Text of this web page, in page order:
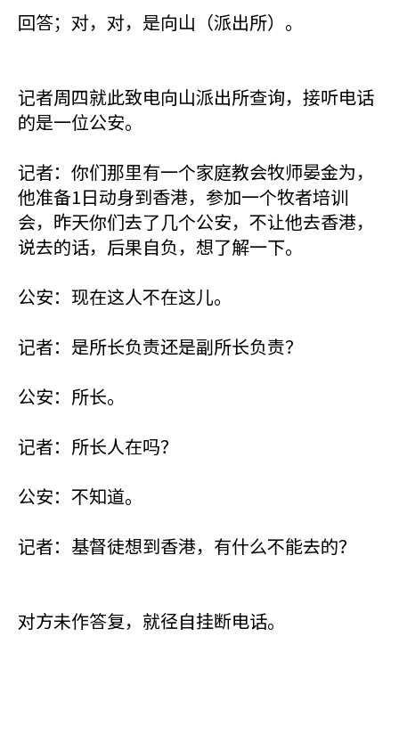
回答；对，对，是向山（派出所）。
记者周四就此致电向山派出所查询，接听电话
的是一位公安。
记者：你们那里有一个家庭教会牧师晏金为，
他准备1日动身到香港，参加一个牧者培训
会，昨天你们去了几个公安，不让他去香港，
说去的话，后果自负，想了解一下。
公安：现在这人不在这儿。
记者：是所长负责还是副所长负责？
公安：所长。
记者：所长人在吗？
公安：不知道。
记者：基督徒想到香港，有什么不能去的？
对方未作答复，就径自挂断电话。